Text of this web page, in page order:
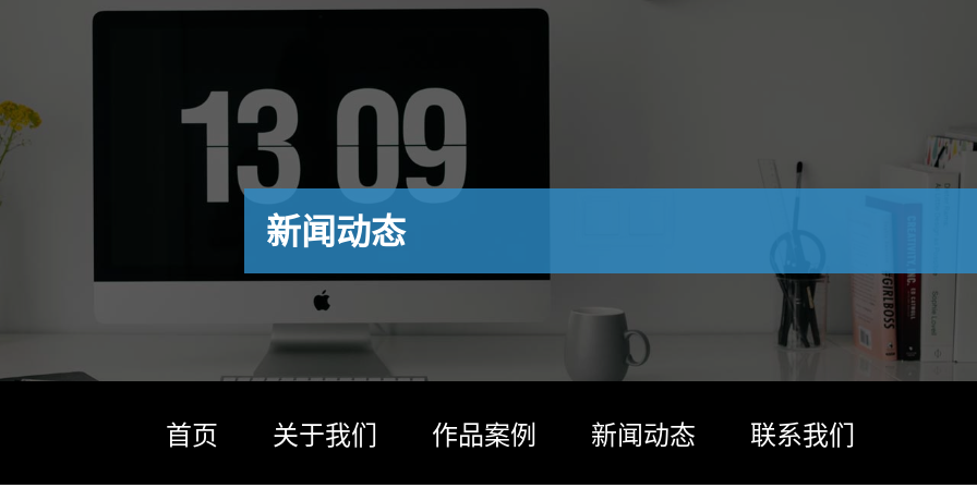
新闻动态
首页 关于我们 作品案例 新闻动态 联系我们